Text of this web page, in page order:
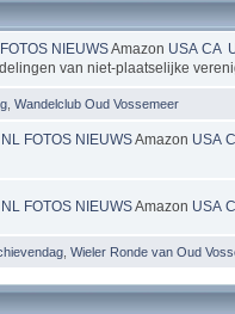
FOTOS NIEUWSAmazon USA CA
van niet-plaatselijke
Wandelclub Oud Vossemeer
FOTOS NIEUWSAmazon USA
FOTOS NIEUWSAmazon USA
Wieler Ronde van Oud